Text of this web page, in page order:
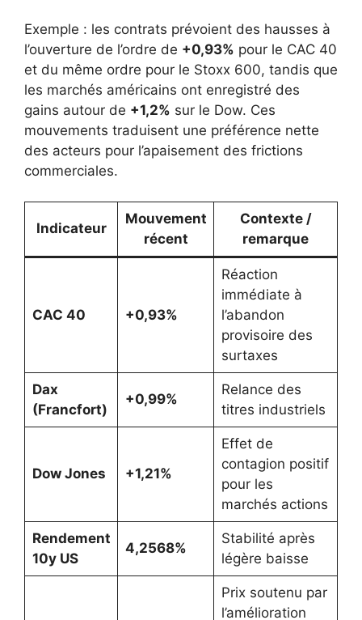
Exemple : les contrats prévoient des hausses à
l’ouverture de l’ordre de +0,93% pour le CAC 40
et du même ordre pour le Stoxx 600, tandis que
les marchés américains ont enregistré des
gains autour de +1,2% sur le Dow. Ces
mouvements traduisent une préférence nette
des acteurs pour l’apaisement des frictions
commerciales.
Indicateur
Mouvement
récent
Contexte /
remarque
CAC 40 +0,93%
Réaction
immédiate à
l’abandon
provisoire des
surtaxes
Dax
(Francfort)
+0,99%
Relance des
titres industriels
Dow Jones +1,21%
Effet de
contagion positif
pour les
marchés actions
Rendement
10y US
4,2568%
Stabilité après
légère baisse
Prix soutenu par
l’amélioration